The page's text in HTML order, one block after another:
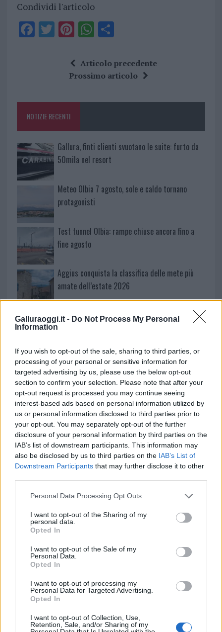
Galluraoggi.it - Do Not Process My Personal
Information
If you wish to opt-out of the sale, sharing to third parties, or
processing of your personal or sensitive information for
targeted advertising by us, please use the below opt-out
section to confirm your selection. Please note that after your
opt-out request is processed you may continue seeing
interest-based ads based on personal information utilized by
us or personal information disclosed to third parties prior to
your opt-out. You may separately opt-out of the further
disclosure of your personal information by third parties on the
IAB’s list of downstream participants. This information may
also be disclosed by us to third parties on the IAB’s List of
Downstream Participants that may further disclose it to other
Please note that this website/app uses one or more Google
not limited to your visit or usage behaviour. You may click to
grant or deny consent to Google and its third-party tags to
use your data for below specified purposes in below Google
consent section.
Personal Data Processing Opt Outs
I want to opt-out of the Sharing of my
personal data.
Opted In
I want to opt-out of the Sale of my
Personal Data.
Opted In
I want to opt-out of processing my
Personal Data for Targeted Advertising.
Opted In
I want to opt-out of Collection, Use,
Retention, Sale, and/or Sharing of my
Condividi l'articolo
F
o
k
T Pi
te
re
W
at
s
p
S
a
re
Articolo precedente
Prossimo articolo
NOTIZIE RECENTI
Gallura, finti clienti svuotano le suite: furto da
50mila nel resort
Meteo Olbia 7 agosto, sole e caldo tornano
protagonisti
Test tunnel Olbia: rampe chiuse ancora fino a
fine agosto
Aggius conquista la classifica delle mete più
amate dell’estate 2026
Nuovi posti auto in via La Marmora, parcheggio
provvisorio a La Maddalena
Allarme truffe a Berchidda, falsi incaricati
bussano alle porte
Notre-Dame de Paris conquista Olbia, la prima
al Molo Brin è un successo
Mario Malu
Paolo Pinna